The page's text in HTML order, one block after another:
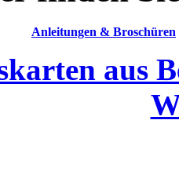
Anleitungen & Broschüren
aus